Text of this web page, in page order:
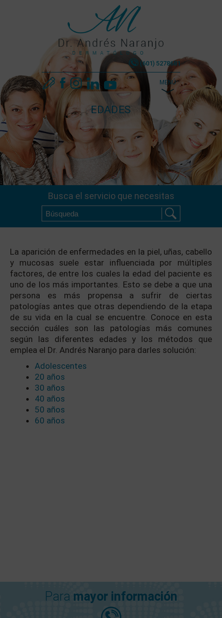
(601) 5278681
MENÚ
EDADES
Busca el servicio que necesitas
La aparición de enfermedades en la piel, uñas, cabello
y mucosas suele estar influenciada por múltiples
factores, de entre los cuales la edad del paciente es
uno de los más importantes. Esto se debe a que una
persona es más propensa a sufrir de ciertas
patologías antes que otras dependiendo de la etapa
de su vida en la cual se encuentre. Conoce en esta
sección cuáles son las patologías más comunes
según las diferentes edades y los métodos que
emplea el Dr. Andrés Naranjo para darles solución:
Adolescentes
20 años
30 años
40 años
50 años
60 años
Para mayor información